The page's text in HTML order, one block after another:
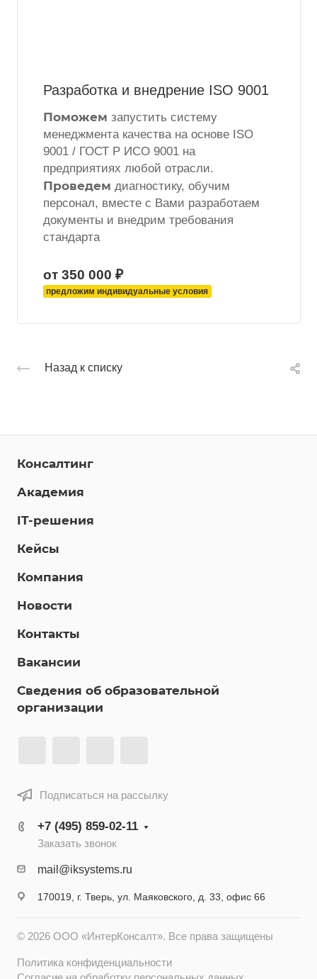
Разработка и внедрение ISO 9001
Поможем запустить систему
менеджмента качества на основе ISO
9001 / ГОСТ Р ИСО 9001 на
предприятиях любой отрасли.
Проведем диагностику, обучим
персонал, вместе с Вами разработаем
документы и внедрим требования
стандарта
от 350 000 ₽
предложим индивидуальные условия
Назад к списку
Консалтинг
Академия
IT-решения
Кейсы
Компания
Новости
Контакты
Вакансии
Сведения об образовательной
организации
Подписаться на рассылку
+7 (495) 859-02-11
Заказать звонок
mail@iksystems.ru
170019, г. Тверь, ул. Маяковского, д. 33, офис 66
© 2026 ООО «ИнтерКонсалт». Все права защищены
Политика конфиденциальности